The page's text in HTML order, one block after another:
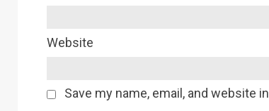
Website
Save my name, email, and website